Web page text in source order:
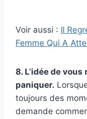
Voir aussi : Il
Femme Qui A
8. L’idée de
paniquer.
toujours des
demande